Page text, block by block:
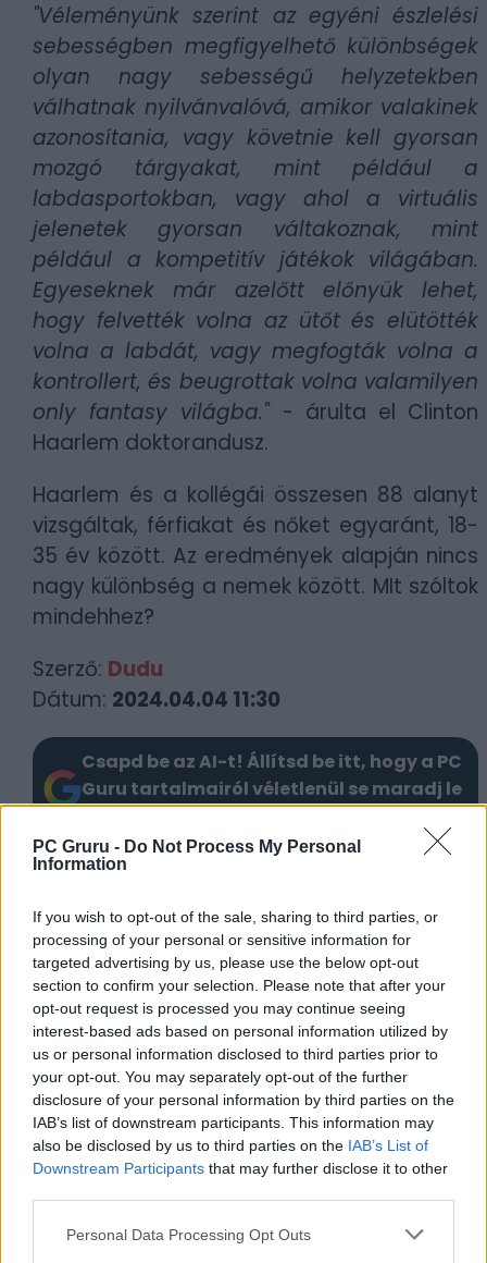
PC Gruru - Do Not Process My Personal
Information
If you wish to opt-out of the sale, sharing to third parties, or
processing of your personal or sensitive information for
targeted advertising by us, please use the below opt-out
section to confirm your selection. Please note that after your
opt-out request is processed you may continue seeing
interest-based ads based on personal information utilized by
us or personal information disclosed to third parties prior to
your opt-out. You may separately opt-out of the further
disclosure of your personal information by third parties on the
IAB’s list of downstream participants. This information may
also be disclosed by us to third parties on the IAB’s List of
Downstream Participants that may further disclose it to other
Personal Data Processing Opt Outs
"Véleményünk szerint az egyéni észlelési
sebességben megfigyelhető különbségek
olyan nagy sebességű helyzetekben
válhatnak nyilvánvalóvá, amikor valakinek
azonosítania, vagy követnie kell gyorsan
mozgó tárgyakat, mint például a
labdasportokban, vagy ahol a virtuális
jelenetek gyorsan váltakoznak, mint
például a kompetitív játékok világában.
Egyeseknek már azelőtt előnyük lehet,
hogy felvették volna az ütőt és elütötték
volna a labdát, vagy megfogták volna a
kontrollert, és beugrottak volna valamilyen
only fantasy világba." - árulta el Clinton
Haarlem doktorandusz.
Haarlem és a kollégái összesen 88 alanyt
vizsgáltak, férfiakat és nőket egyaránt, 18-
35 év között. Az eredmények alapján nincs
nagy különbség a nemek között. MIt szóltok
mindehhez?
Szerző: Dudu
Dátum: 2024.04.04 11:30
Csapd be az AI-t! Állítsd be itt, hogy a PC
Guru tartalmairól véletlenül se maradj le
Egy új tanulmány szerint a játékosok több
mint fele használ csalásokat
Az AMD szerint lejárt a 60 Hz-es FullHD
monitorok ideje
LEGFRISSEBB VIDEÓNK